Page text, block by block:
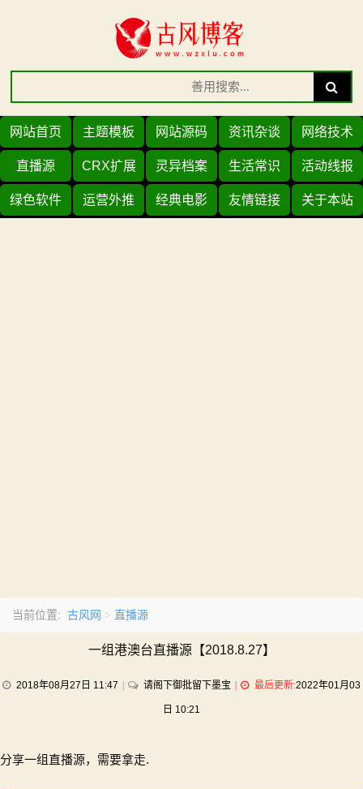
Search
for:
Search
网站首页 主题模板 网站源码 资讯杂谈 网络技术
直播源 CRX扩展 灵异档案 生活常识 活动线报
绿色软件 运营外推 经典电影 友情链接 关于本站
当前位置: 古风网 > 直播源
一组港澳台直播源【2018.8.27】
2018年08月27日 11:47 请阁下御批留下墨宝 on
最后更新:2022年01月03
日 10:21
分享一组直播源，需要拿走.